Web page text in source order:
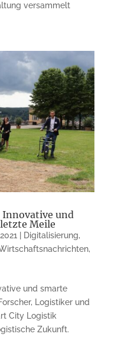
versammelt
Innovative und
Meile
Digitalisierung,
,
und smarte
Logistiker und
City Logistik
Zukunft.